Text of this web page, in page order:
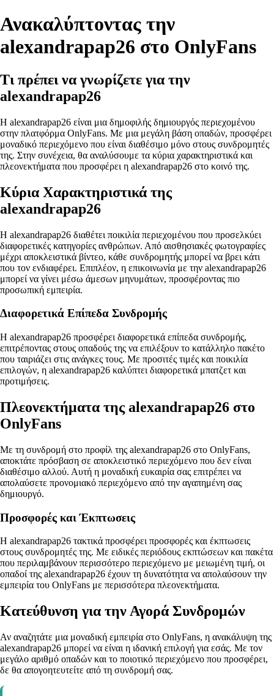
Ανακαλύπτοντας την
alexandrapap26 στο OnlyFans
Τι πρέπει να γνωρίζετε για την
alexandrapap26
Η alexandrapap26 είναι μια δημοφιλής δημιουργός περιεχομένου
στην πλατφόρμα OnlyFans. Με μια μεγάλη βάση οπαδών, προσφέρει
μοναδικό περιεχόμενο που είναι διαθέσιμο μόνο στους συνδρομητές
της. Στην συνέχεια, θα αναλύσουμε τα κύρια χαρακτηριστικά και
πλεονεκτήματα που προσφέρει η alexandrapap26 στο κοινό της.
Κύρια Χαρακτηριστικά της
alexandrapap26
Η alexandrapap26 διαθέτει ποικιλία περιεχομένου που προσελκύει
διαφορετικές κατηγορίες ανθρώπων. Από αισθησιακές φωτογραφίες
μέχρι αποκλειστικά βίντεο, κάθε συνδρομητής μπορεί να βρει κάτι
που τον ενδιαφέρει. Επιπλέον, η επικοινωνία με την alexandrapap26
μπορεί να γίνει μέσω άμεσων μηνυμάτων, προσφέροντας πιο
προσωπική εμπειρία.
Διαφορετικά Επίπεδα Συνδρομής
Η alexandrapap26 προσφέρει διαφορετικά επίπεδα συνδρομής,
επιτρέποντας στους οπαδούς της να επιλέξουν το κατάλληλο πακέτο
που ταιριάζει στις ανάγκες τους. Με προσιτές τιμές και ποικιλία
επιλογών, η alexandrapap26 καλύπτει διαφορετικά μπατζετ και
προτιμήσεις.
Πλεονεκτήματα της alexandrapap26 στο
OnlyFans
Με τη συνδρομή στο προφίλ της alexandrapap26 στο OnlyFans,
αποκτάτε πρόσβαση σε αποκλειστικό περιεχόμενο που δεν είναι
διαθέσιμο αλλού. Αυτή η μοναδική ευκαιρία σας επιτρέπει να
απολαύσετε προνομιακό περιεχόμενο από την αγαπημένη σας
δημιουργό.
Προσφορές και Έκπτωσεις
Η alexandrapap26 τακτικά προσφέρει προσφορές και έκπτωσεις
στους συνδρομητές της. Με ειδικές περιόδους εκπτώσεων και πακέτα
που περιλαμβάνουν περισσότερο περιεχόμενο με μειωμένη τιμή, οι
οπαδοί της alexandrapap26 έχουν τη δυνατότητα να απολαύσουν την
εμπειρία του OnlyFans με περισσότερα πλεονεκτήματα.
Κατεύθυνση για την Αγορά Συνδρομών
Αν αναζητάτε μια μοναδική εμπειρία στο OnlyFans, η ανακάλυψη της
alexandrapap26 μπορεί να είναι η ιδανική επιλογή για εσάς. Με τον
μεγάλο αριθμό οπαδών και το ποιοτικό περιεχόμενο που προσφέρει,
δε θα απογοητευτείτε από τη συνδρομή σας.